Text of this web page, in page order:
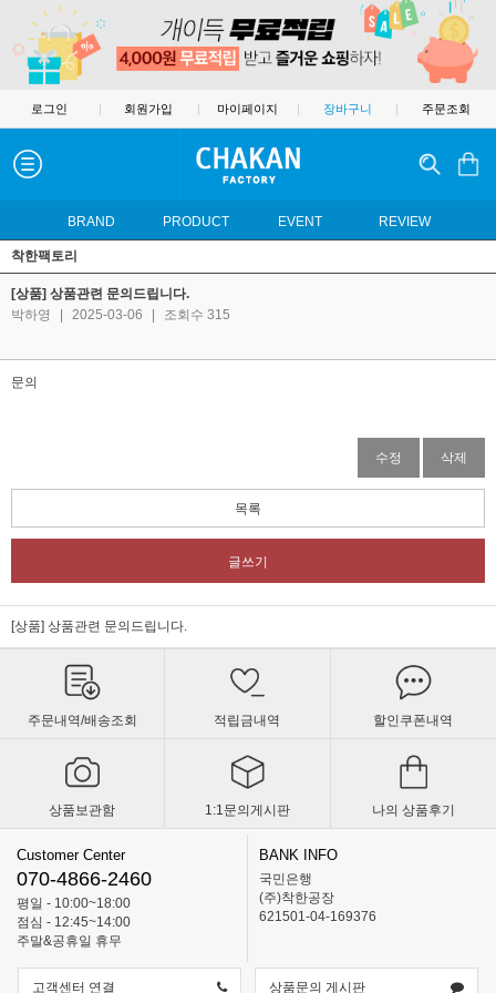
로그인 | 회원가입 | 마이페이지 | 장바구니 | 주문조회
BRAND PRODUCT EVENT REVIEW
착한팩토리
[상품] 상품관련 문의드립니다.
박하영
| 2025-03-06 | 조회수 315
문의
수정 삭제
목록
글쓰기
[상품] 상품관련 문의드립니다.
주문내역/배송조회 적립금내역 할인쿠폰내역
상품보관함 1:1문의게시판 나의 상품후기
Customer Center
070-4866-2460
평일 - 10:00~18:00
점심 - 12:45~14:00
주말&공휴일 휴무
BANK INFO
국민은행
(주)착한공장
621501-04-169376
고객센터 연결 상품문의 게시판